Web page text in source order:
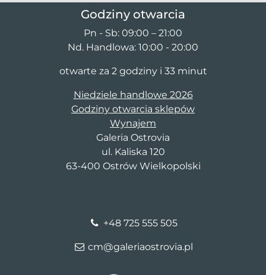
Godziny otwarcia
Pn - Sb: 09:00 – 21:00
Nd. Handlowa: 10:00 - 20:00
otwarte za 2 godziny i 33 minut
Niedziele handlowe 2026
Godziny otwarcia sklepów
Wynajem
Galeria Ostrovia
ul. Kaliska 120
63-400 Ostrów Wielkopolski
+48 725 555 505
cm@galeriaostrovia.pl